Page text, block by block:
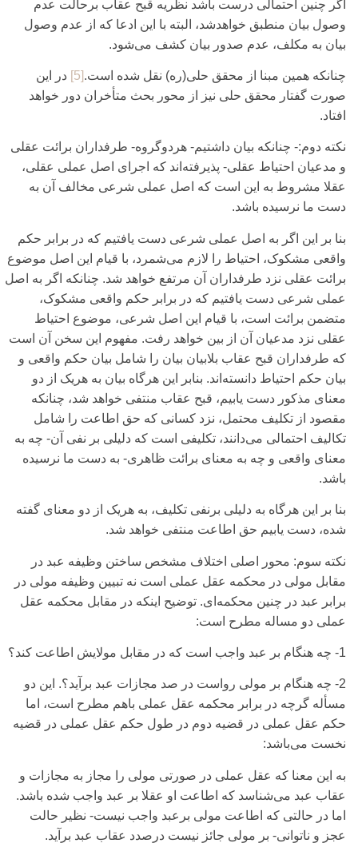
اگر چنین احتمالی‌ درست باشد نظریه قبح عقاب برحالت عدم
وصول بیان منطبق خواهدشد، البته با این ادعا که از عدم وصول
بیان به مکلف، عدم صدور بیان کشف می‌‌شود.
چنانکه همین مبنا از محقق حلی‌(ره) نقل شده است.[5]
در این
صورت گفتار محقق حلی‌ نیز از محور بحث متأخران دور خواهد
افتاد.
نکته دوم:- چنانکه بیان داشتیم- هردوگروه- طرفداران برائت عقلی‌
و مدعیان احتیاط عقلی‌- پذیرفته‌اند که اجرای‌ اصل عملی‌ عقلی‌،
عقلا مشروط به این است که اصل عملی‌ شرعی‌ مخالف آن به
دست ما نرسیده باشد.
بنا بر این اگر به اصل عملی‌ شرعی‌ دست یافتیم که در برابر حکم
واقعی‌ مشکوک، احتیاط را لازم می‌‌شمرد، با قیام این اصل موضوع
برائت عقلی‌ نزد طرفداران آن مرتفع خواهد شد. چنانکه اگر به اصل
عملی‌ شرعی‌ دست یافتیم که در برابر حکم واقعی‌ مشکوک،
متضمن برائت است، با قیام این اصل شرعی‌، موضوع احتیاط
عقلی‌ نزد مدعیان آن از بین خواهد رفت. مفهوم این سخن آن است
که طرفداران قبح عقاب بلابیان بیان را شامل بیان حکم واقعی‌ و
بیان حکم احتیاط دانسته‌اند. بنابر این هرگاه بیان به هریک از دو
معنای‌ مذکور دست یابیم، قبح عقاب منتفی‌ خواهد شد، چنانکه
مقصود از تکلیف محتمل، نزد کسانی‌ که حق اطاعت را شامل
تکالیف احتمالی‌ می‌دانند، تکلیفی‌ است که دلیلی‌ بر نفی‌ آن- چه به
معنای‌ واقعی‌ و چه به معنای‌ برائت ظاهری‌- به دست ما نرسیده
باشد.
بنا بر این هرگاه به دلیلی‌ برنفی‌ تکلیف، به هریک از دو معنای‌ گفته
شده، دست یابیم حق اطاعت منتفی‌ خواهد شد.
نکته سوم: محور اصلی‌ اختلاف مشخص ساختن وظیفه عبد در
مقابل مولی‌ در محکمه عقل عملی‌ است نه تبیین وظیفه مولی‌ در
برابر عبد در چنین محکمه‌ای‌. توضیح اینکه در مقابل محکمه عقل
عملی‌ دو مساله مطرح است:
1- چه هنگام بر عبد واجب است که در مقابل مولایش اطاعت کند؟
2- چه هنگام بر مولی‌ رواست در صد مجازات عبد برآید؟. این دو
مسأله گرچه در برابر محکمه عقل عملی‌ باهم مطرح است، اما
حکم عقل عملی‌ در قضیه دوم در طول حکم عقل عملی‌ در قضیه
نخست می‌‌باشد:
به این معنا که عقل عملی‌ در صورتی‌ مولی‌ را مجاز به مجازات و
عقاب عبد می‌‌شناسد که اطاعت او عقلا بر عبد واجب شده باشد.
اما در حالتی‌ که اطاعت مولی‌ برعبد واجب نیست- نظیر حالت
عجز و ناتوانی‌- بر مولی‌ جائز نیست درصدد عقاب عبد برآید.